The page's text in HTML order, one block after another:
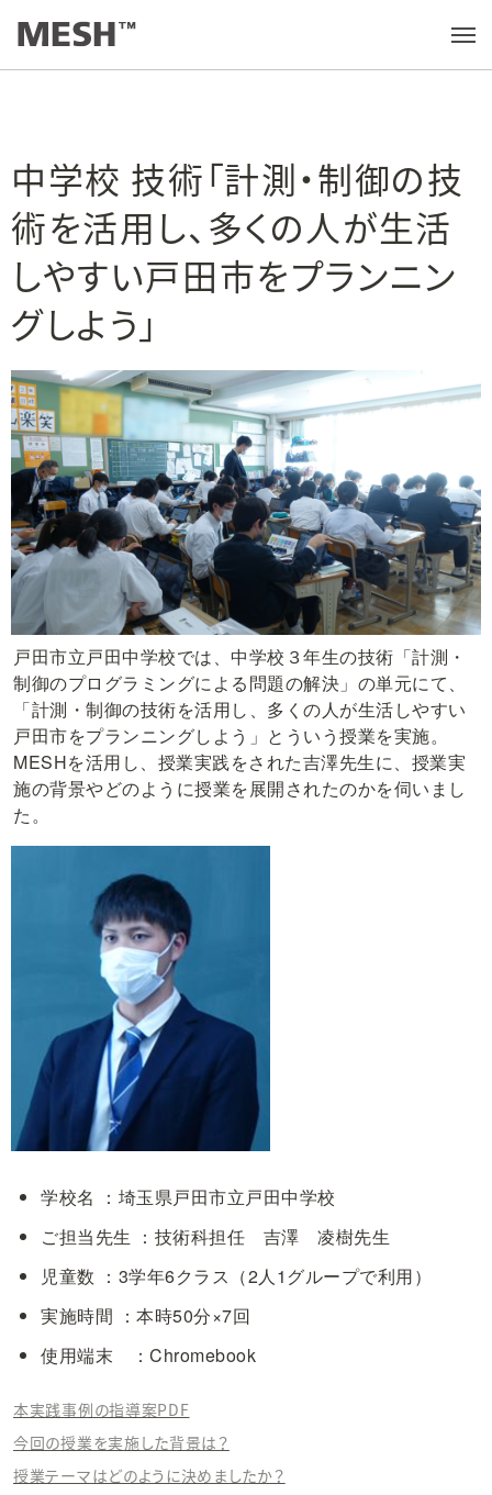
メ
ュ
学びの実践例 /
中学校 技術「計測・制御の技
術を活用し、多くの人が生活
しやすい戸田市をプランニン
グしよう」
戸田市立戸田中学校では、中学校３年生の技術「計測・
制御のプログラミングによる問題の解決」の単元にて、
「計測・制御の技術を活用し、多くの人が生活しやすい
戸田市をプランニングしよう」とういう授業を実施。
MESHを活用し、授業実践をされた吉澤先生に、授業実
施の背景やどのように授業を展開されたのかを伺いまし
た。
学校名 ：埼玉県戸田市立戸田中学校
ご担当先生 ：技術科担任　吉澤　凌樹先生
児童数 ：3学年6クラス（2人1グループで利用）
実施時間 ：本時50分×7回
使用端末　：Chromebook
本実践事例の指導案PDF
今回の授業を実施した背景は？
授業テーマはどのように決めましたか？